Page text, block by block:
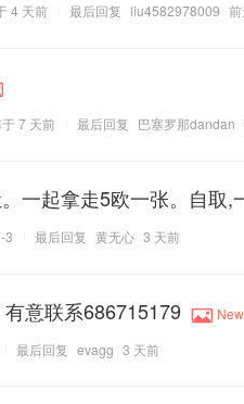
4 天前 最后回复 liu4582978009
7 天前 最后回复 巴塞罗那dandan
一起拿走5欧一张。自取,
3 最后回复 黄无心 3 天前
意联系686715179
New
最后回复 evagg 3 天前